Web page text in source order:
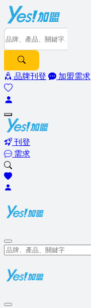
品牌刊登 加盟需求
刊登
需求